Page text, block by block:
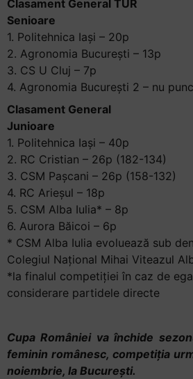
Clasament General TUR
Senioare
1. Politehnica Iași – 20p
2. Agronomia București – 13p
3. CS U Cluj – 7p
4. Agronomia București 2 – nu
Clasament General
Junioare
1. Politehnica Iași – 40p
2. RC Cristian – 26p (182-134)
3. CSM Pașcani – 26p (158-132)
4. RC Arieșul – 18p
5. CSM Alba Iulia* – 8p
6. Aurora Băicoi – 6p
* CSM Alba Iulia evoluează sub
Colegiul Național Mihai Viteazul
*la finalul competiției în caz de
considerare partidele directe
Cupa României va închide
feminin românesc, competiția
noiembrie, la București.